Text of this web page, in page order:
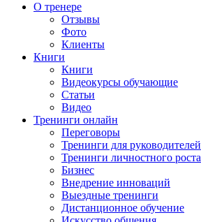
О тренере
Отзывы
Фото
Клиенты
Книги
Книги
Видеокурсы обучающие
Статьи
Видео
Тренинги онлайн
Переговоры
Тренинги для руководителей
Тренинги личностного роста
Бизнес
Внедрение инноваций
Выездные тренинги
Дистанционное обучение